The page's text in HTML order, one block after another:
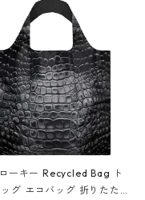
ジャン=ミッシェル・バスキ
ウン ブラック
ーキー Recycled Bag ト
グ エコバッグ 折りたたみ